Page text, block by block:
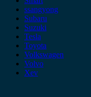
ssangyong
Subaru
Suzuki
Tesla
Toyota
Volkswagen
Volvo
Xev